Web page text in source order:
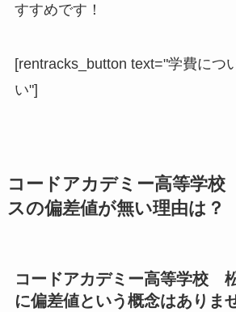
すすめです！
[rentracks_button text="学費につ
い"]
コードアカデミー高等学
スの偏差値が無い理由は？
コードアカデミー高等学校
に偏差値という概念はありま